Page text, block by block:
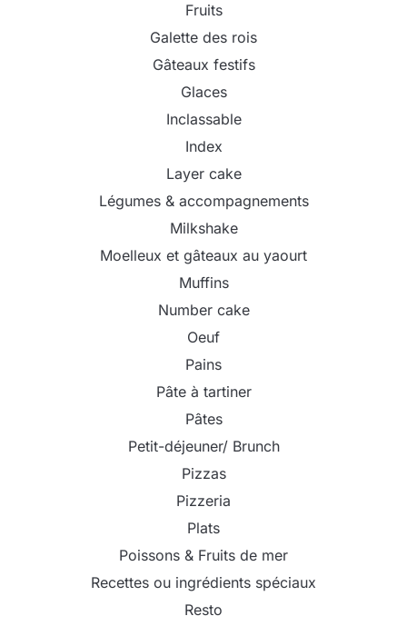
Fruits
Galette des rois
Gâteaux festifs
Glaces
Inclassable
Index
Layer cake
Légumes & accompagnements
Milkshake
Moelleux et gâteaux au yaourt
Muffins
Number cake
Oeuf
Pains
Pâte à tartiner
Pâtes
Petit-déjeuner/ Brunch
Pizzas
Pizzeria
Plats
Poissons & Fruits de mer
Recettes ou ingrédients spéciaux
Resto